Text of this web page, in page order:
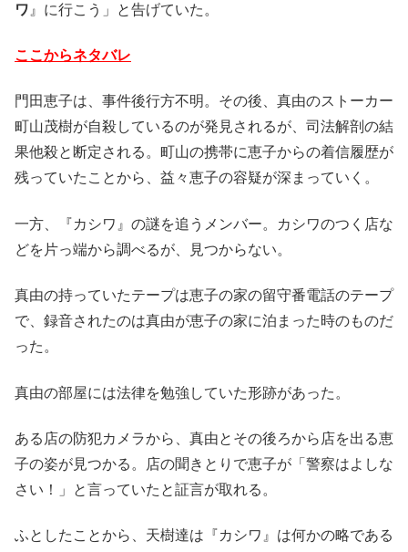
ワ 』に行こう」と告げていた。
ここからネタバレ
門田恵子は、事件後行方不明。その後、真由のストーカー
町山茂樹が自殺しているのが発見されるが、司法解剖の結
果他殺と断定される。町山の携帯に恵子からの着信履歴が
残っていたことから、益々恵子の容疑が深まっていく。
一方、『カシワ』の謎を追うメンバー。カシワのつく店な
どを片っ端から調べるが、見つからない。
真由の持っていたテープは恵子の家の留守番電話のテープ
で、録音されたのは真由が恵子の家に泊まった時のものだ
った。
真由の部屋には法律を勉強していた形跡があった。
ある店の防犯カメラから、真由とその後ろから店を出る恵
子の姿が見つかる。店の聞きとりで恵子が「警察はよしな
さい！」と言っていたと証言が取れる。
ふとしたことから、天樹達は『カシワ』は何かの略である